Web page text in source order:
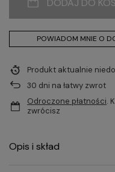
POWIADOM MNIE O
Produkt aktualnie
30 dni na łatwy zwrot
Odroczone płatności.
zwrócisz
Opis i skład